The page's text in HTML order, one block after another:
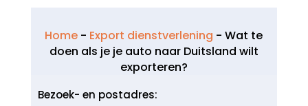
Home - Export dienstverlening -Wat te
doen als je je auto naar Duitsland wilt
exporteren?
Bezoek- en postadres: